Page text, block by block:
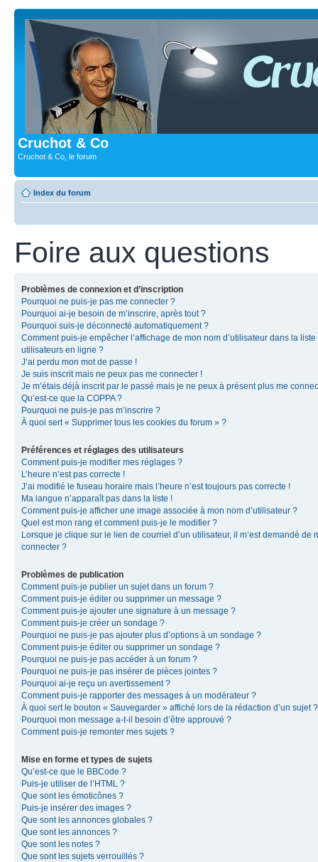
Cruchot & Co
Cruchot & Co, le forum
Index du forum
Foire aux questions
Problèmes de connexion et d’inscription
Pourquoi ne puis-je pas me connecter ?
Pourquoi ai-je besoin de m’inscrire, après tout ?
Pourquoi suis-je déconnecté automatiquement ?
Comment puis-je empêcher l’affichage de mon nom d’utilisateur dans la liste
utilisateurs en ligne ?
J’ai perdu mon mot de passe !
Je suis inscrit mais ne peux pas me connecter !
Je m’étais déjà inscrit par le passé mais je ne peux à présent plus me
Qu’est-ce que la COPPA ?
Pourquoi ne puis-je pas m’inscrire ?
À quoi sert « Supprimer tous les cookies du forum » ?
Préférences et réglages des utilisateurs
Comment puis-je modifier mes réglages ?
L’heure n’est pas correcte !
J’ai modifié le fuseau horaire mais l’heure n’est toujours pas correcte !
Ma langue n’apparaît pas dans la liste !
Comment puis-je afficher une image associée à mon nom d’utilisateur ?
Quel est mon rang et comment puis-je le modifier ?
Lorsque je clique sur le lien de courriel d’un utilisateur, il m’est demandé de
connecter ?
Problèmes de publication
Comment puis-je publier un sujet dans un forum ?
Comment puis-je éditer ou supprimer un message ?
Comment puis-je ajouter une signature à un message ?
Comment puis-je créer un sondage ?
Pourquoi ne puis-je pas ajouter plus d’options à un sondage ?
Comment puis-je éditer ou supprimer un sondage ?
Pourquoi ne puis-je pas accéder à un forum ?
Pourquoi ne puis-je pas insérer de pièces jointes ?
Pourquoi ai-je reçu un avertissement ?
Comment puis-je rapporter des messages à un modérateur ?
À quoi sert le bouton « Sauvegarder » affiché lors de la rédaction d’un sujet ?
Pourquoi mon message a-t-il besoin d’être approuvé ?
Comment puis-je remonter mes sujets ?
Mise en forme et types de sujets
Qu’est-ce que le BBCode ?
Puis-je utiliser de l’HTML ?
Que sont les émoticônes ?
Puis-je insérer des images ?
Que sont les annonces globales ?
Que sont les annonces ?
Que sont les notes ?
Que sont les sujets verrouillés ?